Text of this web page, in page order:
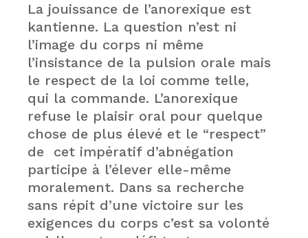
La jouissance de l’anorexique est
kantienne. La question n’est ni
l’image du corps ni même
l’insistance de la pulsion orale mais
le respect de la loi comme telle,
qui la commande. L’anorexique
refuse le plaisir oral pour quelque
chose de plus élevé et le “respect”
de cet impératif d’abnégation
participe à l’élever elle-même
moralement. Dans sa recherche
sans répit d’une victoire sur les
exigences du corps c’est sa volonté